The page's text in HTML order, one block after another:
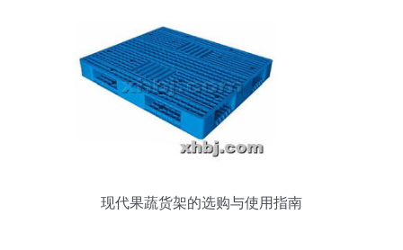
现代果蔬货架的选购与使用指南